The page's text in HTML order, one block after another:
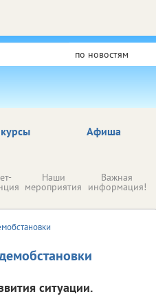
по новостям
Афиша
Наши
мероприятия
Важная
информация!
ситуации.